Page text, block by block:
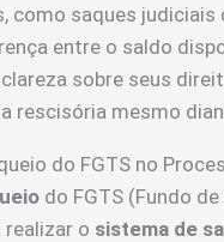
como saques
entre o saldo
sobre seus
rescisória mesmo
do FGTS no
do FGTS (Fundo
realizar o sistema de